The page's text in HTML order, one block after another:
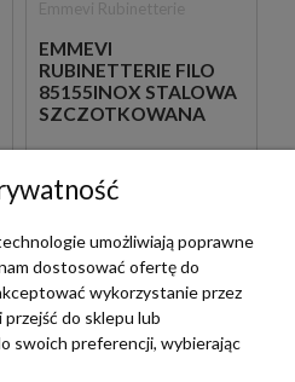
EMMEVI
RUBINETTERIE FILO
85155INOX STALOWA
SZCZOTKOWANA
BATERIA
UMYWALKOWA
umożliwiają poprawne
dostosować ofertę do
wykorzystanie przez
do sklepu lub
swoich preferencji, wybierając